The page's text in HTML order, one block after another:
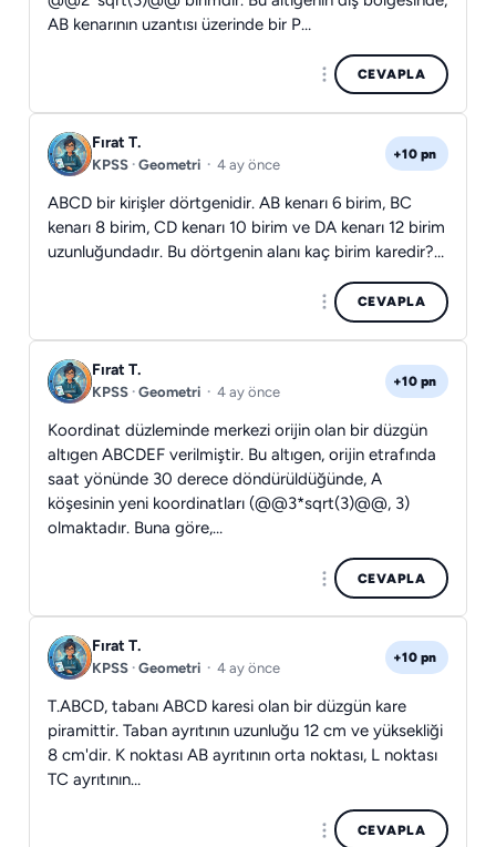
AB kenarının uzantısı üzerinde bir P…
CEVAPLA
Fırat T.
KPSS · Geometri · 4 ay önce
+10 pn
ABCD bir kirişler dörtgenidir. AB kenarı 6 birim, BC
kenarı 8 birim, CD kenarı 10 birim ve DA kenarı 12 birim
uzunluğundadır. Bu dörtgenin alanı kaç birim karedir?…
CEVAPLA
Fırat T.
KPSS · Geometri · 4 ay önce
+10 pn
Koordinat düzleminde merkezi orijin olan bir düzgün
altıgen ABCDEF verilmiştir. Bu altıgen, orijin etrafında
saat yönünde 30 derece döndürüldüğünde, A
köşesinin yeni koordinatları (@@3*sqrt(3)@@, 3)
olmaktadır. Buna göre,…
CEVAPLA
Fırat T.
KPSS · Geometri · 4 ay önce
+10 pn
T.ABCD, tabanı ABCD karesi olan bir düzgün kare
piramittir. Taban ayrıtının uzunluğu 12 cm ve yüksekliği
8 cm'dir. K noktası AB ayrıtının orta noktası, L noktası
TC ayrıtının…
CEVAPLA